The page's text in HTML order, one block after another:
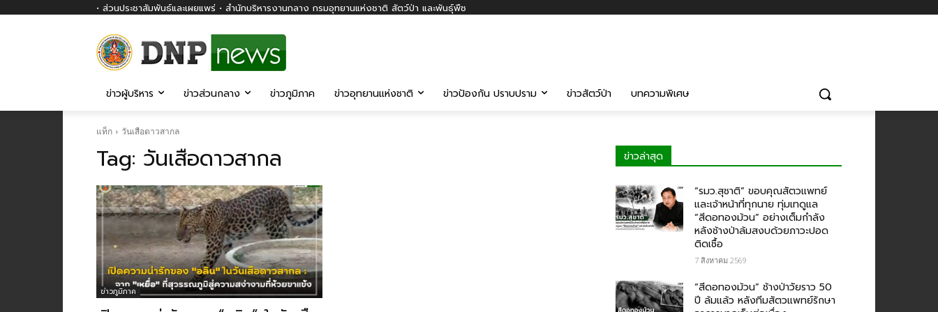
• ส่วนประชาสัมพันธ์และเผยแพร่ • สำนักบริหารงานกลาง กรมอุทยานแห่งชาติ สัตว์ป่า และพันธุ์พืช
ข่าวผู้บริหาร ข่าวส่วนกลาง ข่าวภูมิภาค ข่าวอุทยานแห่งชาติ ข่าวป้องกัน ปราบปราม ข่าวสัตว์ป่า บทความพิเศษ
แท็ก วันเสือดาวสากล
Tag: วันเสือดาวสากล
ข่าวภูมิภาค
ข่าวล่าสุด
“รมว.สุชาติ” ขอบคุณสัตวแพทย์
และเจ้าหน้าที่ทุกนาย ทุ่มเทดูแล
“สีดอทองม้วน” อย่างเต็มกำลัง
หลังช้างป่าล้มสงบด้วยภาวะปอด
ติดเชื้อ
7 สิงหาคม 2569
“สีดอทองม้วน” ช้างป่าวัยราว 50
ปี ล้มแล้ว หลังทีมสัตวแพทย์รักษา